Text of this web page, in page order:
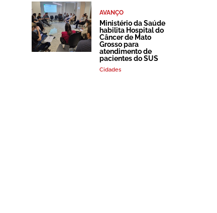
AVANÇO
Ministério da Saúde
habilita Hospital do
Câncer de Mato
Grosso para
atendimento de
pacientes do SUS
Cidades